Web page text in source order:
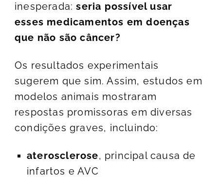
inesperada:seria possível usar
esses medicamentos em doenças
que não são câncer?
Os resultados experimentais
sugerem que sim. Assim, estudos em
modelos animais mostraram
respostas promissoras em diversas
condições graves, incluindo:
aterosclerose, principal causa de
infartos e AVC